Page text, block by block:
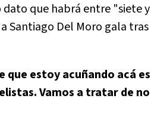
que habrá entre "siete y
Santiago Del Moro gala tras
que estoy acuñando acá es
Vamos a tratar de no